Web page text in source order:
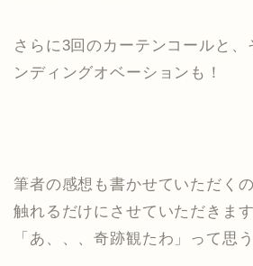
さらに3回のカーテンコールと、
ンディングオベーションも！
筆者の感想も書かせていただく
触れるだけにさせていただきま
「あ、、、奇跡観たわ」って思